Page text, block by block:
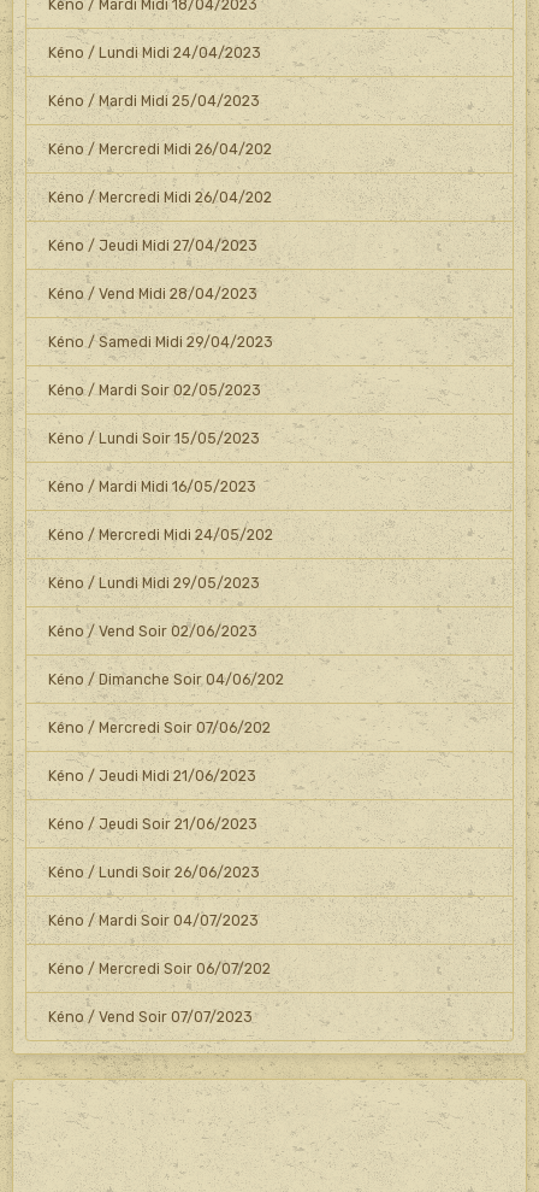
Kéno / Mardi Midi 18/04/2023
Kéno / Lundi Midi 24/04/2023
Kéno / Mardi Midi 25/04/2023
Kéno / Mercredi Midi 26/04/202
Kéno / Mercredi Midi 26/04/202
Kéno / Jeudi Midi 27/04/2023
Kéno / Vend Midi 28/04/2023
Kéno / Samedi Midi 29/04/2023
Kéno / Mardi Soir 02/05/2023
Kéno / Lundi Soir 15/05/2023
Kéno / Mardi Midi 16/05/2023
Kéno / Mercredi Midi 24/05/202
Kéno / Lundi Midi 29/05/2023
Kéno / Vend Soir 02/06/2023
Kéno / Dimanche Soir 04/06/202
Kéno / Mercredi Soir 07/06/202
Kéno / Jeudi Midi 21/06/2023
Kéno / Jeudi Soir 21/06/2023
Kéno / Lundi Soir 26/06/2023
Kéno / Mardi Soir 04/07/2023
Kéno / Mercredi Soir 06/07/202
Kéno / Vend Soir 07/07/2023